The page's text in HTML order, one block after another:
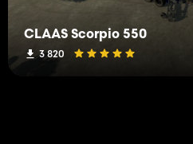
CLAAS Scorpio 550
3 820